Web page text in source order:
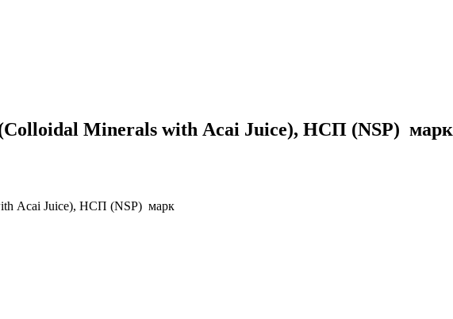
Minerals with Acai Juice), НСП (NSP) марк
Acai Juice), НСП (NSP) марк